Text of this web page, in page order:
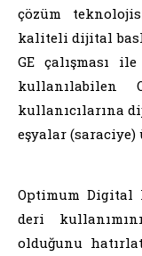
çözüm
kaliteli dijital
GE çalışması
kullanılabilen
kullanıcılarına
eşyalar (saraciye)
Optimum Digital
deri
olduğunu